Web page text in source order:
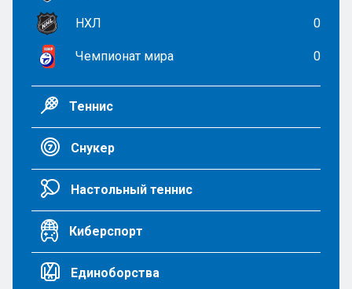
НХЛ 0
Чемпионат мира 0
Теннис
Снукер
Настольный теннис
Киберспорт
Единоборства